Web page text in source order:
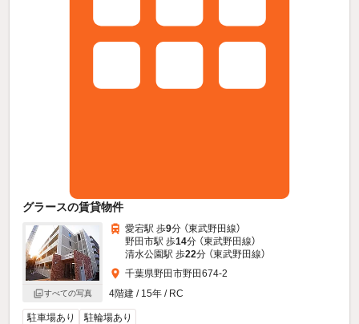
グラースの賃貸物件
すべての写真
愛宕駅 歩9分 （東武野田線）
野田市駅 歩14分 （東武野田線）
清水公園駅 歩22分 （東武野田線）
千葉県野田市野田674-2
4階建 / 15年 / RC
駐車場あり 駐輪場あり